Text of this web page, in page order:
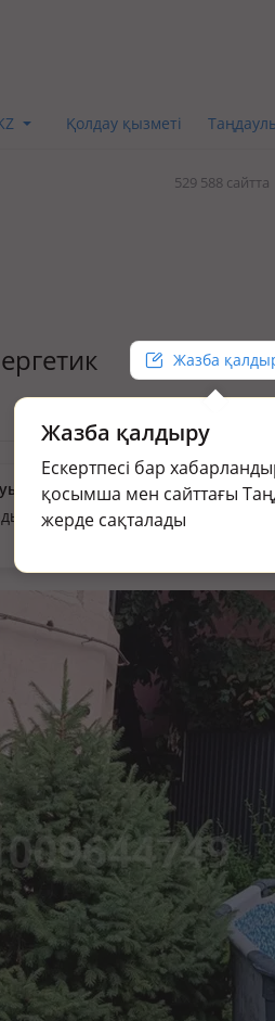
Қолдау қызметі
529 588 сайтта
Жазба
Жазба қалдыру
Ескертпесі бар
қосымша мен сайттағы
жерде сақталады
мүмкін.
қараңыз: Жер үй мен саяжай